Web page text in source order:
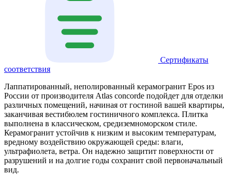
Сертификаты
соответствия
Лаппатированный, неполированный керамогранит Epos из
России от производителя Atlas concorde подойдет для отделки
различных помещений, начиная от гостиной вашей квартиры,
заканчивая вестибюлем гостиничного комплекса. Плитка
выполнена в классическом, средиземноморском стиле.
Керамогранит устойчив к низким и высоким температурам,
вредному воздействию окружающей среды: влаги,
ультрафиолета, ветра. Он надежно защитит поверхности от
разрушений и на долгие годы сохранит свой первоначальный
вид.